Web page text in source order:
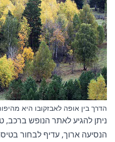
הדרך בין אופה לאבזקובו היא
ניתן להגיע לאתר הנופש ברכב,
הנסיעה ארוך, עדיף לבחור